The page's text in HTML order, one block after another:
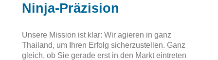
Ninja-Präzision
Unsere Mission ist klar: Wir agieren in ganz
Thailand, um Ihren Erfolg sicherzustellen. Ganz
gleich, ob Sie gerade erst in den Markt eintreten